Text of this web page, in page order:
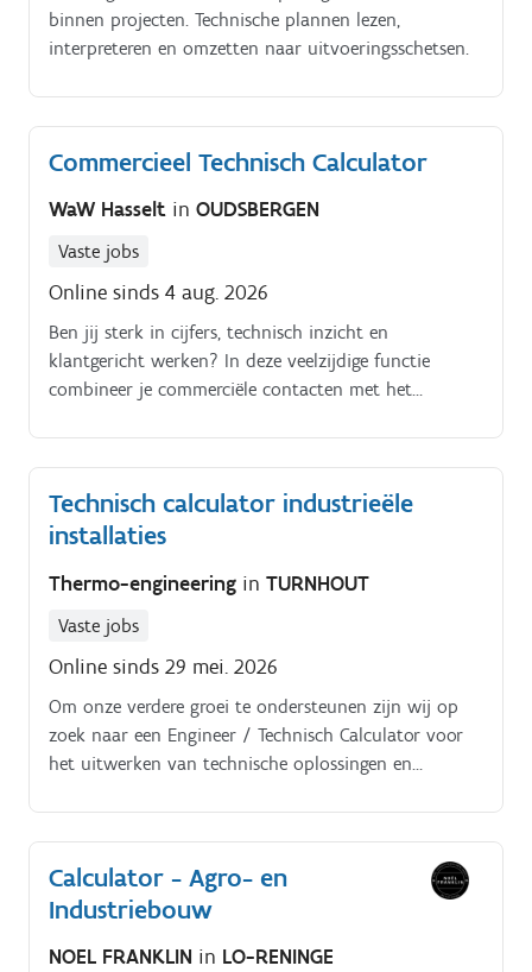
binnen projecten. Technische plannen lezen,
interpreteren en omzetten naar uitvoeringsschetsen.
Commercieel Technisch Calculator
WaW Hasselt in OUDSBERGEN
Vaste jobs
Online sinds 4 aug. 2026
Ben jij sterk in cijfers, technisch inzicht en
klantgericht werken? In deze veelzijdige functie
combineer je commerciële contacten met het
Technisch calculator industrieële
installaties
Thermo-engineering in TURNHOUT
Vaste jobs
Online sinds 29 mei. 2026
Om onze verdere groei te ondersteunen zijn wij op
zoek naar een Engineer / Technisch Calculator voor
het uitwerken van technische oplossingen en
pipingprojecten Je werkt nauw samen met de
projectmanagers en zaakvoerders en bent
verantwoordelijk voor het analyseren van aanvragen
en het opmaken van technische en commerciële
technische kennis verder uit te bouwen binnen een
Calculator - Agro- en
Industriebouw
NOEL FRANKLIN in LO-RENINGE